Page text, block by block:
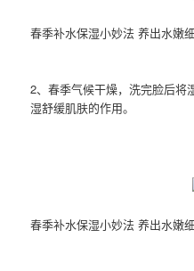
春季补水保湿小妙法 养出水嫩
2、春季气候干燥，洗完脸后将
湿舒缓肌肤的作用。
春季补水保湿小妙法 养出水嫩